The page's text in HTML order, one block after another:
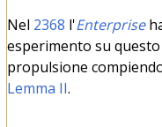
Nel 2368 l'Enterprise
esperimento su
propulsione
Lemma II.